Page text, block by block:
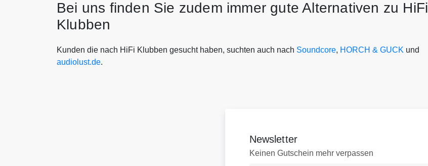
Bei uns finden Sie zudem immer gute Alternativen zu HiFi
Klubben
Kunden die nach HiFi Klubben gesucht haben, suchten auch nach Soundcore, HORCH & GUCK und
audiolust.de.
Newsletter
Keinen Gutschein mehr verpassen